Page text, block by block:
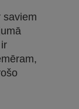
saviem